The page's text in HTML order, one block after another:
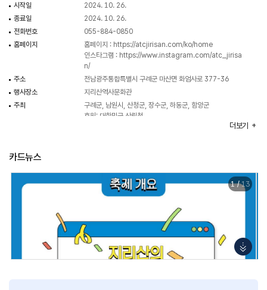
(민간정원) > 구례공설운동장
2구간 (약 14km): 지리산역사문화관 > 오미마을(운조루) > 용호정 > 서시교 >
구례공설운동장
3구간 (약 14km): 지리산역사문화관 > 화엄사 > 구층암 > 용혈암 > 연기암 >
화엄사 > 구례공설운동장 (차량이동)
코스 내 프로그램
1) 지리산 막믈리에를 찾습니다
지리산을 둘러싼 6개 지역의 막걸리를 모두 모았다! 눈을 감고 지리산 맑은 물로
담근 막걸리를 음미하시라! 누구보다 예민한 혀로 어느 막걸리인지 맞히는
2) 구례에 빵지순례 잘 오셨습니다
빵지순례로 유명한 구례. 길을 걸으며 구례의 다양한 빵의 맛을 경험해볼 수
3) 나에게 길을 찾아줄 ‘나의 애착 벅수 만들기’
지리산둘레길에 놓여져 꼬부랑 꼬부랑 지리산 산길을 무심히 알려주는 벅수.
사무실 책상에도, 여행길 짊어진 가방에도 함께하며 나의 인생 길을 찾아줄 수
시작일
2024. 10. 26.
종료일
2024. 10. 26.
전화번호
055-884-0850
홈페이지
홈페이지 : https://atcjirisan.com/ko/home
인스타그램 : https://www.instagram.com/atc_jirisa
n/
주소
전남광주통합특별시 구례군 마산면 화엄사로 377-36
행사장소
지리산역사문화관
주최
구례군, 남원시, 산청군, 장수군, 하동군, 함양군
후원: 대한민국 산림청
더보기
카드뉴스
1/13